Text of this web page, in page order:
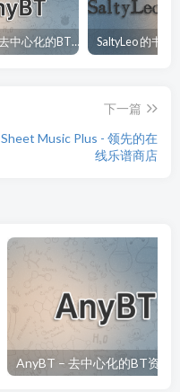
AnyBT – 去中心化的BT资源下载网站
下一篇
Sheet Music Plus - 领先的在
线乐谱商店